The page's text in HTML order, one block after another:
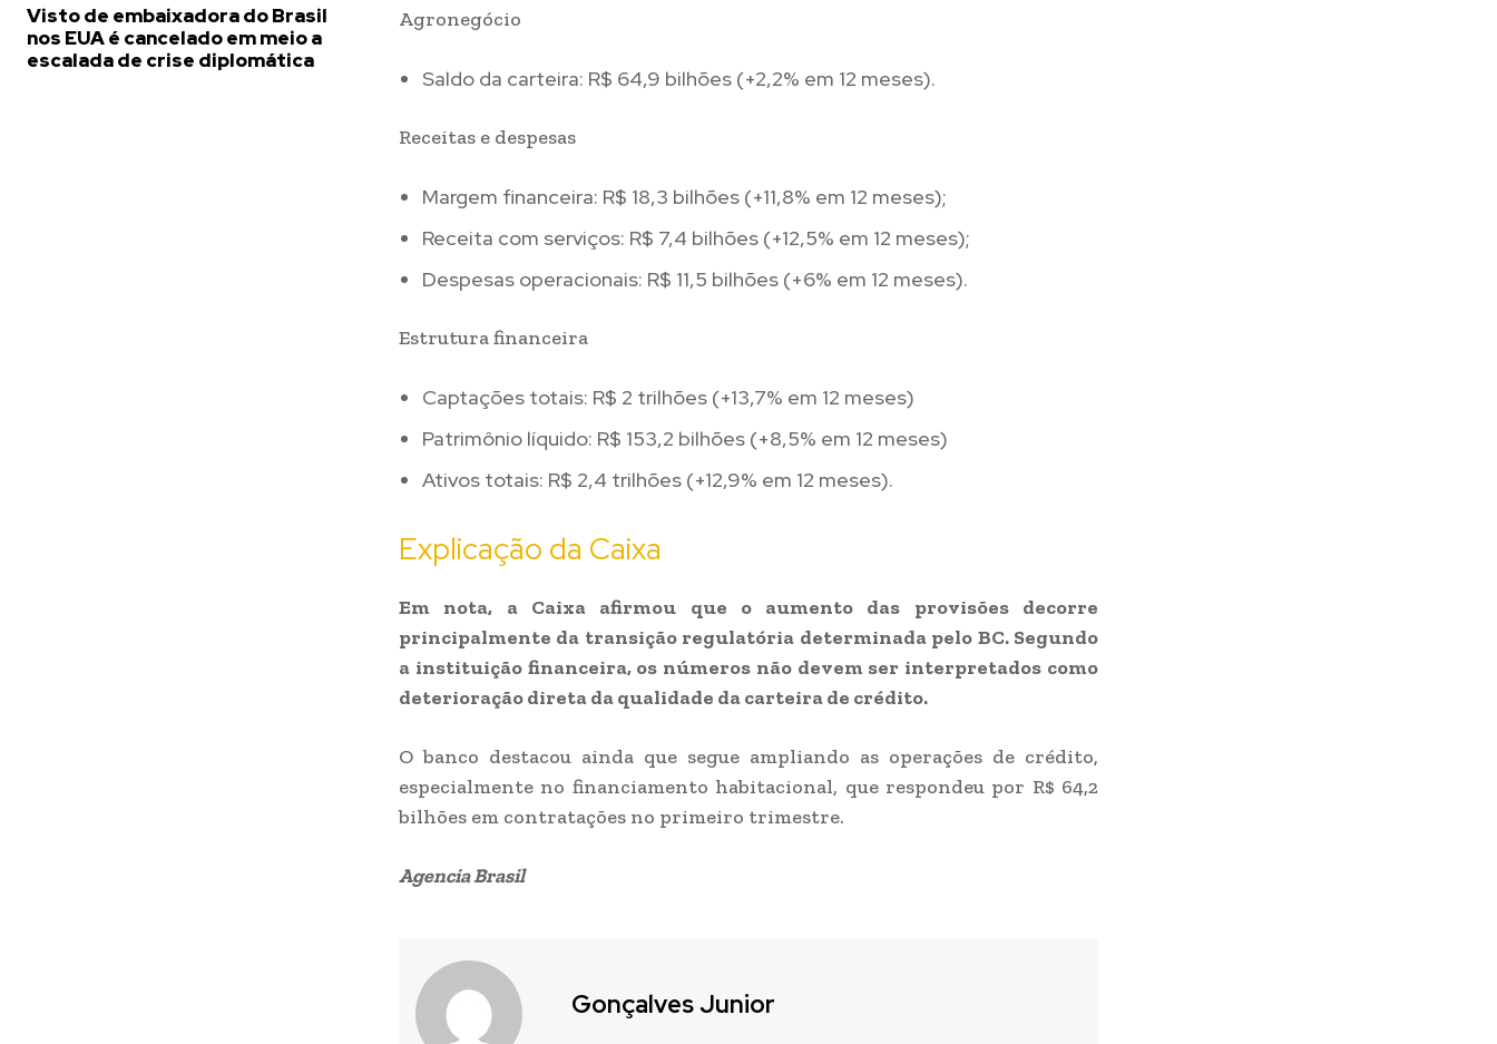
Visto de embaixadora do Brasil
nos EUA é cancelado em meio a
escalada de crise diplomática
Agronegócio
Saldo da carteira: R$ 64,9 bilhões (+2,2% em 12 meses).
Receitas e despesas
Margem financeira: R$ 18,3 bilhões (+11,8% em 12 meses);
Receita com serviços: R$ 7,4 bilhões (+12,5% em 12 meses);
Despesas operacionais: R$ 11,5 bilhões (+6% em 12 meses).
Estrutura financeira
Captações totais: R$ 2 trilhões (+13,7% em 12 meses)
Patrimônio líquido: R$ 153,2 bilhões (+8,5% em 12 meses)
Ativos totais: R$ 2,4 trilhões (+12,9% em 12 meses).
Explicação da Caixa
Em nota, a Caixa afirmou que o aumento das provisões decorre
principalmente da transição regulatória determinada pelo BC. Segundo
a instituição financeira, os números não devem ser interpretados como
deterioração direta da qualidade da carteira de crédito.
O banco destacou ainda que segue ampliando as operações de crédito,
especialmente no financiamento habitacional, que respondeu por R$ 64,2
bilhões em contratações no primeiro trimestre.
Agencia Brasil
Gonçalves Junior